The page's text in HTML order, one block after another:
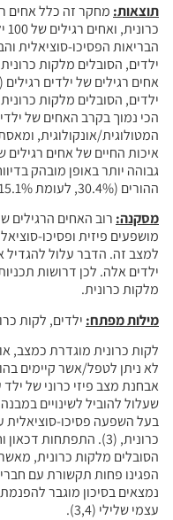
תוצאות:
הבריאות הפסיכו-סוציאלית
ילדים, הסובלים מלקות
ילדים, הסובלים מלקות
איכות החיים של אחים רגילים
גבוהה יותר באופן מובהק
ההורים (30.4%, לעומת 15.1%, p<0.05).
מסקנה: רוב האחים הרגילים
מושפעים פיזית ופסיכו-
למצב זה. הדבר עלול להגדיל
ילדים אלה. לכן דרושות
מלקות כרונית.
מילות מפתח: ילדים, לקות
לקות כרונית מוגדרת כמצב,
אבחנת מצב פיזי כרוני של
בעל השפעה פסיכו-סוציאלית
כרונית, (3). התפתחות
הסובלים מלקות כרונית,
הפגינו פחות תקשורת עם
נמצאים בסיכון מוגבר
עצמי שלילי (3,4).